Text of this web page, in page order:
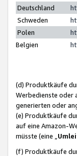
Deutschland
Schweden
Polen
Belgien
(d) Produktkäufe
Werbedienste oder
generierten oder
(e) Produktkäufe
auf eine Amazon-
müsste (eine „
(f) Produktkäufe